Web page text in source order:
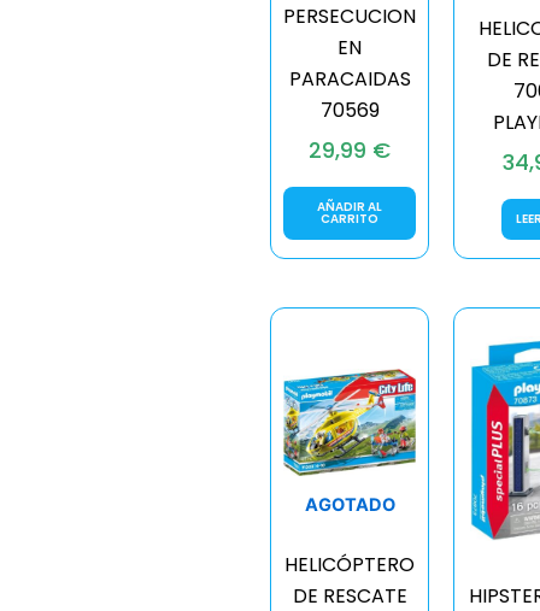
PERSECUCION
EN
PARACAIDAS
70569
29,99 €
AÑADIR AL
CARRITO
DE
AGOTADO
HELICÓPTERO
DE RESCATE